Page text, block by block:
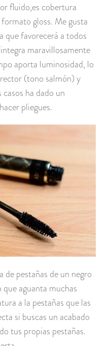
fluido,es cobertura
gloss. Me gusta
que favorecerá a todos
maravillosamente
aporta luminosidad, lo
(tono salmón) y
ha dado un
pliegues.
pestañas de un negro
aguanta muchas
a la pestañas que las
si buscas un acabado
tus propias pestañas.